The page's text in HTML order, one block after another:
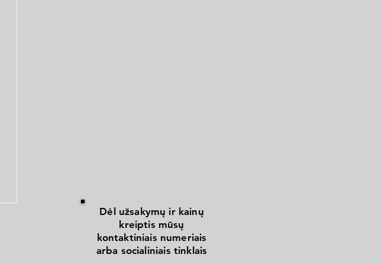
Dėl užsakymų ir kainų
kreiptis mūsų
kontaktiniais numeriais
arba socialiniais tinklais